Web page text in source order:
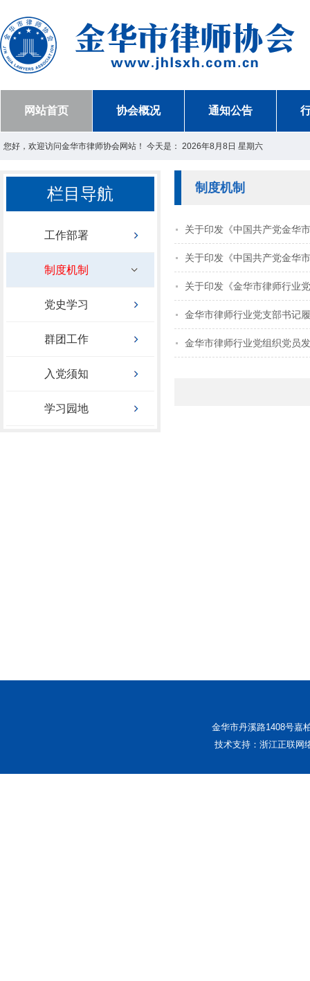
网站首页 协会概况 通知公告
您好，欢迎访问金华市律师协会网站！ 今天是： 2026年8月8日 星期六
栏目导航
工作部署
制度机制
党史学习
群团工作
入党须知
学习园地
制度机制
关于印发《中国共产党金华
关于印发《中国共产党金华
关于印发《金华市律师行业
金华市律师行业党支部书记
金华市律师行业党组织党员
金华市丹溪路1408号
技术支持：浙江正联